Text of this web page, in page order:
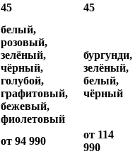
45 45
белый,
розовый,
зелёный,
чёрный,
голубой,
графитовый,
бежевый,
фиолетовый
бургунди,
зелёный,
белый,
чёрный
от 94 990
от 114
990